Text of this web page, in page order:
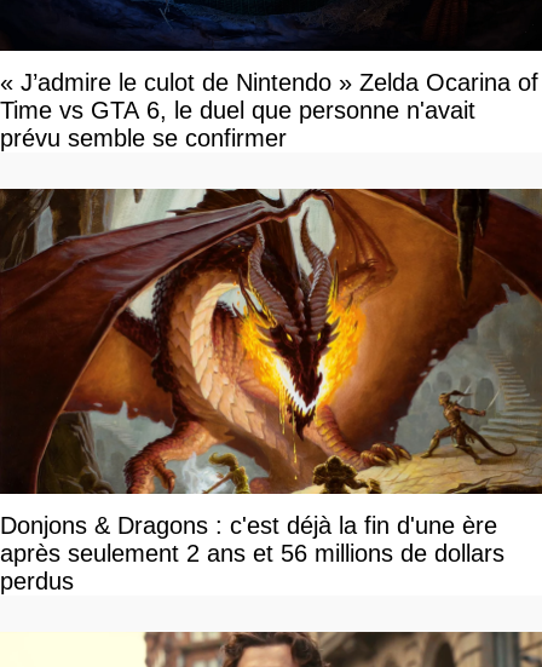
« J’admire le culot de Nintendo » Zelda Ocarina of
Time vs GTA 6, le duel que personne n'avait
prévu semble se confirmer
Donjons & Dragons : c'est déjà la fin d'une ère
après seulement 2 ans et 56 millions de dollars
perdus